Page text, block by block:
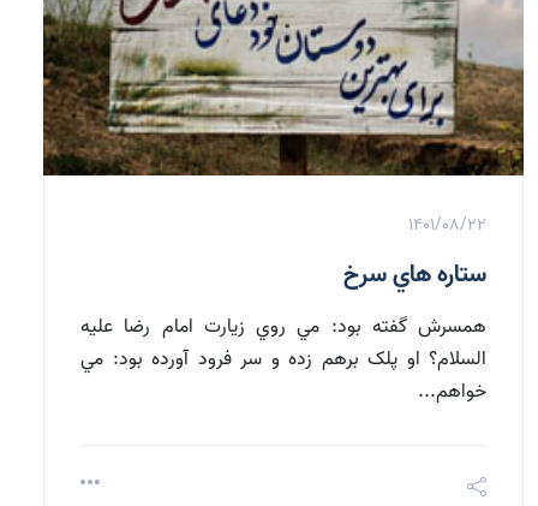
1401/08/22
ستاره هاي سرخ
همسرش گفته بود: مي روي زيارت امام رضا عليه
السلام؟ او پلک برهم زده و سر فرود آورده بود: مي
خواهم...